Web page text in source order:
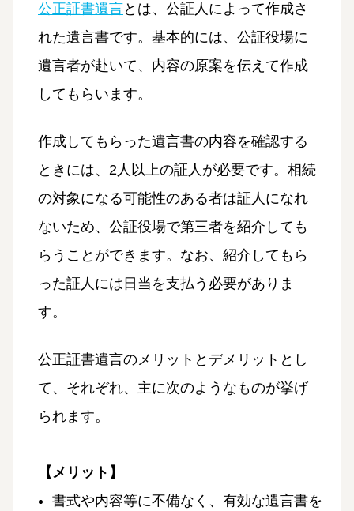
公正証書遺言とは、公証人によって作成さ
れた遺言書です。基本的には、公証役場に
遺言者が赴いて、内容の原案を伝えて作成
してもらいます。
作成してもらった遺言書の内容を確認する
ときには、2人以上の証人が必要です。相続
の対象になる可能性のある者は証人になれ
ないため、公証役場で第三者を紹介しても
らうことができます。なお、紹介してもら
った証人には日当を支払う必要がありま
す。
公正証書遺言のメリットとデメリットとし
て、それぞれ、主に次のようなものが挙げ
られます。
【メリット】
書式や内容等に不備なく、有効な遺言書を